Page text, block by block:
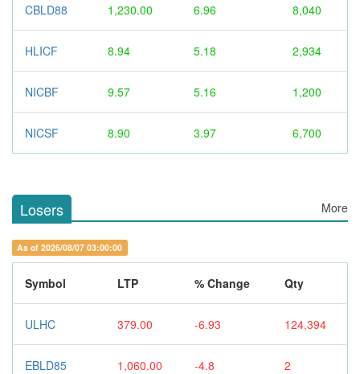
CBLD88 1,230.00 6.96 8,040
HLICF 8.94 5.18 2,934
NICBF 9.57 5.16 1,200
NICSF 8.90 3.97 6,700
Losers More
As of 2026/08/07 03:00:00
Symbol LTP % Change Qty
ULHC 379.00 -6.93 124,394
EBLD85 1,060.00 -4.8 2